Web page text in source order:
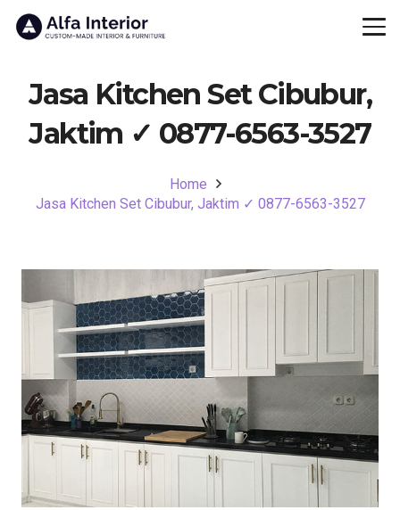
Jasa Kitchen Set Cibubur,
Jaktim ✓ 0877-6563-3527
Home
Jasa Kitchen Set Cibubur, Jaktim ✓ 0877-6563-3527